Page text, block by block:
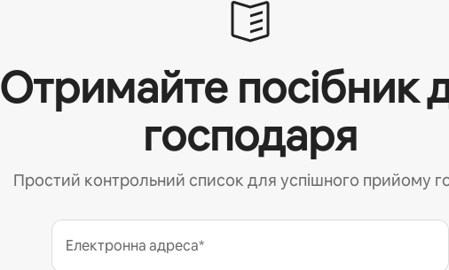
Отримайте посібник
господаря
Простий контрольний список для успішного прийому
Електронна адреса*